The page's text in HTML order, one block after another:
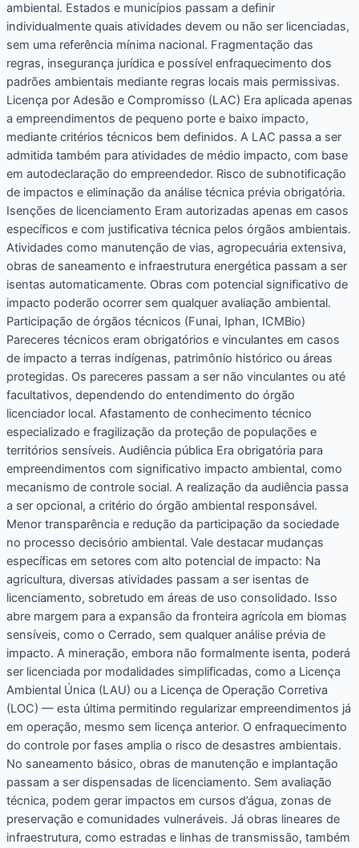
ambiental. Estados e municípios passam a definir
individualmente quais atividades devem ou não ser licenciadas,
sem uma referência mínima nacional. Fragmentação das
regras, insegurança jurídica e possível enfraquecimento dos
padrões ambientais mediante regras locais mais permissivas.
Licença por Adesão e Compromisso (LAC) Era aplicada apenas
a empreendimentos de pequeno porte e baixo impacto,
mediante critérios técnicos bem definidos. A LAC passa a ser
admitida também para atividades de médio impacto, com base
em autodeclaração do empreendedor. Risco de subnotificação
de impactos e eliminação da análise técnica prévia obrigatória.
Isenções de licenciamento Eram autorizadas apenas em casos
específicos e com justificativa técnica pelos órgãos ambientais.
Atividades como manutenção de vias, agropecuária extensiva,
obras de saneamento e infraestrutura energética passam a ser
isentas automaticamente. Obras com potencial significativo de
impacto poderão ocorrer sem qualquer avaliação ambiental.
Participação de órgãos técnicos (Funai, Iphan, ICMBio)
Pareceres técnicos eram obrigatórios e vinculantes em casos
de impacto a terras indígenas, patrimônio histórico ou áreas
protegidas. Os pareceres passam a ser não vinculantes ou até
facultativos, dependendo do entendimento do órgão
licenciador local. Afastamento de conhecimento técnico
especializado e fragilização da proteção de populações e
territórios sensíveis. Audiência pública Era obrigatória para
empreendimentos com significativo impacto ambiental, como
mecanismo de controle social. A realização da audiência passa
a ser opcional, a critério do órgão ambiental responsável.
Menor transparência e redução da participação da sociedade
no processo decisório ambiental. Vale destacar mudanças
específicas em setores com alto potencial de impacto: Na
agricultura, diversas atividades passam a ser isentas de
licenciamento, sobretudo em áreas de uso consolidado. Isso
abre margem para a expansão da fronteira agrícola em biomas
sensíveis, como o Cerrado, sem qualquer análise prévia de
impacto. A mineração, embora não formalmente isenta, poderá
ser licenciada por modalidades simplificadas, como a Licença
Ambiental Única (LAU) ou a Licença de Operação Corretiva
(LOC) — esta última permitindo regularizar empreendimentos já
em operação, mesmo sem licença anterior. O enfraquecimento
do controle por fases amplia o risco de desastres ambientais.
No saneamento básico, obras de manutenção e implantação
passam a ser dispensadas de licenciamento. Sem avaliação
técnica, podem gerar impactos em cursos d’água, zonas de
preservação e comunidades vulneráveis. Já obras lineares de
infraestrutura, como estradas e linhas de transmissão, também